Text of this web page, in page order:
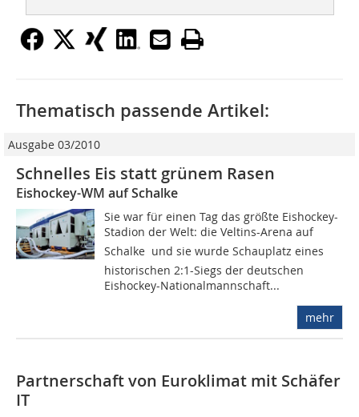
Thematisch passende Artikel:
Ausgabe 03/2010
Schnelles Eis statt grünem Rasen
Eishockey-WM auf Schalke
Sie war für einen Tag das größte Eishockey-
Stadion der Welt: die Veltins-Arena auf
Schalke  und sie wurde Schauplatz eines
historischen 2:1-Siegs der deutschen
Eishockey-Nationalmannschaft...
mehr
Partnerschaft von Euroklimat mit Schäfer
IT